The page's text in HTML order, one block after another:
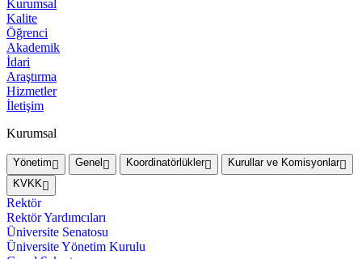
Kurumsal
Kalite
Öğrenci
Akademik
İdari
Araştırma
Hizmetler
İletişim
Kurumsal
Yönetim Genel Koordinatörlükler
Kurullar ve Komisyonlar
KVKK
Rektör
Rektör Yardımcıları
Üniversite Senatosu
Üniversite Yönetim Kurulu